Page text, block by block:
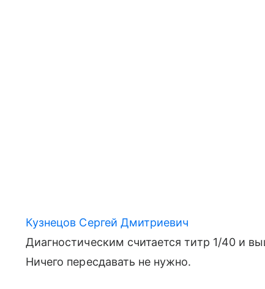
Кузнецов Сергей Дмитриевич
Диагностическим считается титр 1/40 и
Ничего пересдавать не нужно.